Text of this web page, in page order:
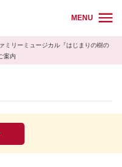
MENU
ミリーミュージカル『はじまりの樹の
案内